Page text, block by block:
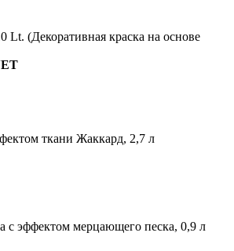
(Декоративная краска на основе
ткани Жаккард, 2,7 л
с эффектом мерцающего песка, 0,9 л